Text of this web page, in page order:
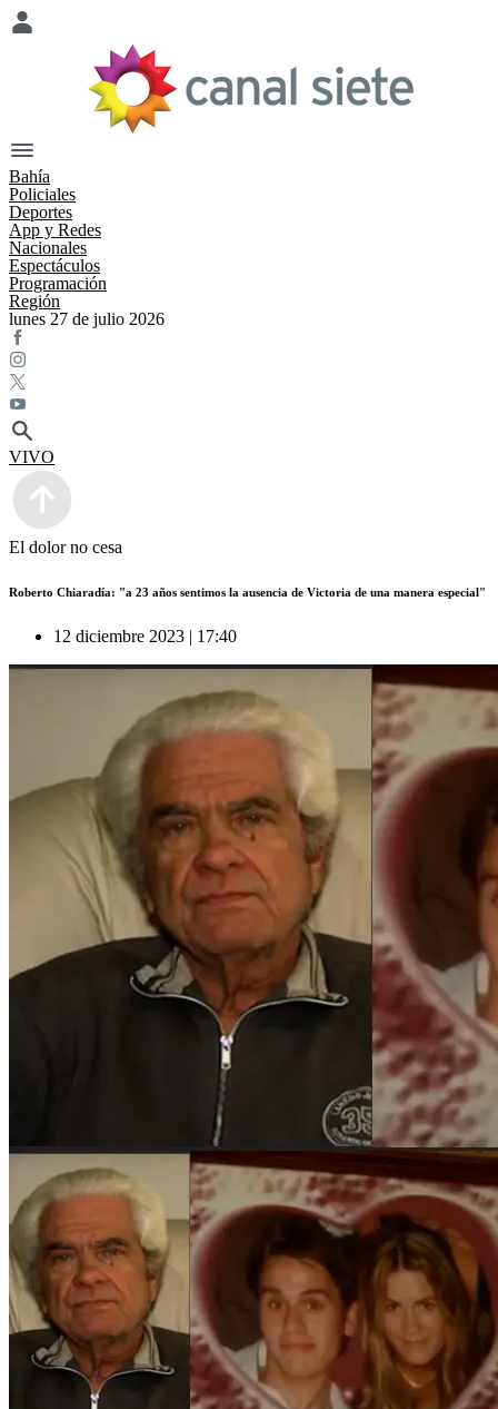
Bahía
Policiales
Deportes
App y Redes
Nacionales
Espectáculos
Programación
Región
lunes 27 de julio 2026
VIVO
El dolor no cesa
Roberto Chiaradía: "a 23 años sentimos la ausencia de Victoria de una manera especial"
12 diciembre 2023 | 17:40